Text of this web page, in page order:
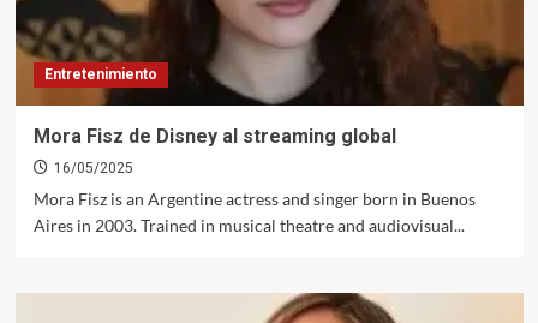
Entretenimiento
Mora Fisz de Disney al streaming global
16/05/2025
Mora Fisz is an Argentine actress and singer born in Buenos
Aires in 2003. Trained in musical theatre and audiovisual...